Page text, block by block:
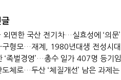
외면한 국산 전기차…실효성에 ‘의문’
·구형모…재계, 1980년대생 전성시대
‘족벌경영’…총수 일가 407명 등기
도체로…두산 ‘체질개선’ 남은 과제는